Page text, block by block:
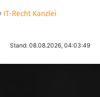
Stand: 08.08.2026, 04:03:49